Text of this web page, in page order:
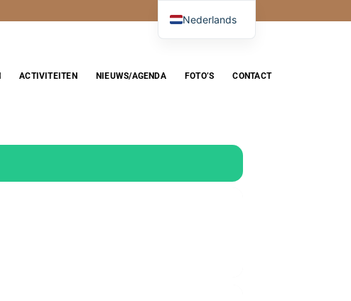
ACTIVITEITEN NIEUWS/AGENDA FOTO’S CONTACT
Nederlands